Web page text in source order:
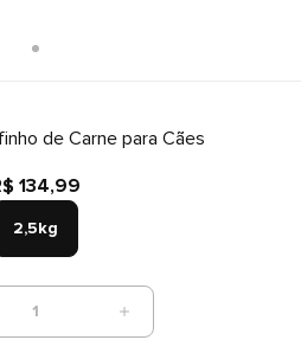
de Carne para Cães
134,99
2,5kg
1